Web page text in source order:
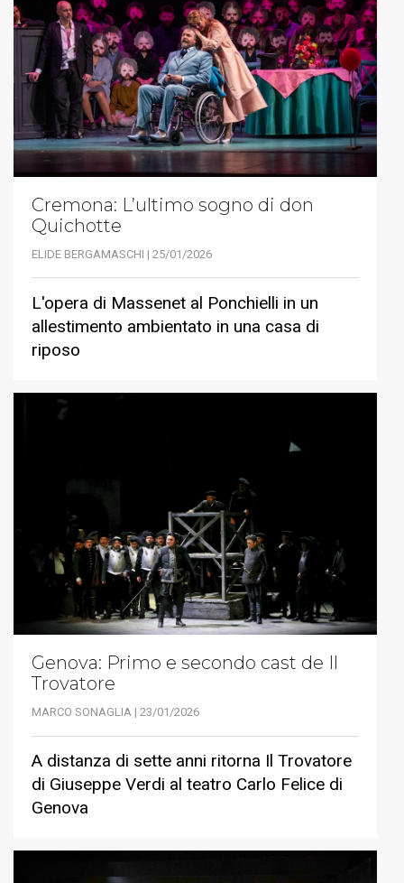
Cremona: L’ultimo sogno di don
Quichotte
ELIDE BERGAMASCHI | 25/01/2026
L'opera di Massenet al Ponchielli in un
allestimento ambientato in una casa di
riposo
Genova: Primo e secondo cast de Il
Trovatore
MARCO SONAGLIA | 23/01/2026
A distanza di sette anni ritorna Il Trovatore
di Giuseppe Verdi al teatro Carlo Felice di
Genova